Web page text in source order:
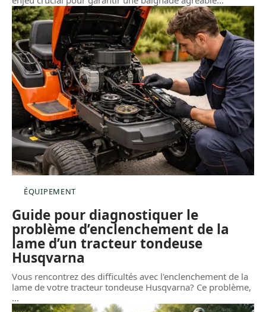
ÉQUIPEMENT
Guide pour diagnostiquer le
problème d’enclenchement de la
lame d’un tracteur tondeuse
Husqvarna
Vous rencontrez des difficultés avec l'enclenchement de la
lame de votre tracteur tondeuse Husqvarna? Ce problème,
…